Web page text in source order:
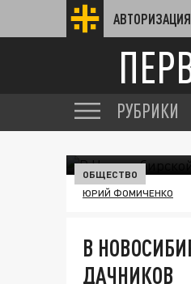
АВТОРИЗАЦИЯ
РУБРИКИ
ОБЩЕСТВО
ЮРИЙ ФОМИЧЕНКО
В
ДАЧНИКОВ